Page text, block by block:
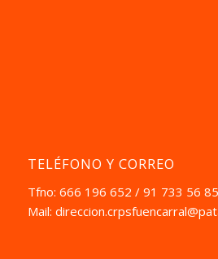
TELÉFONO Y CORREO
Tfno: 666 196 652 / 91 733 56 85
Mail: